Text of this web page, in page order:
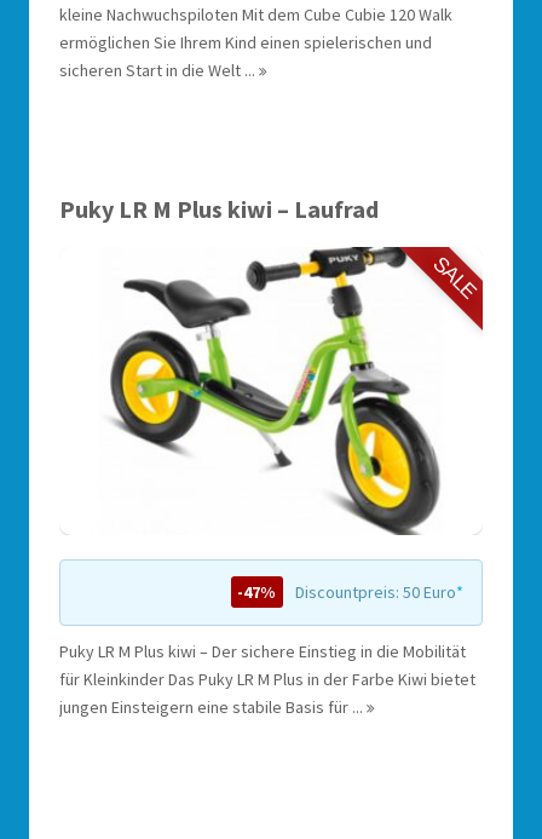
kleine Nachwuchspiloten Mit dem Cube Cubie 120 Walk
ermöglichen Sie Ihrem Kind einen spielerischen und
sicheren Start in die Welt ...
Puky LR M Plus kiwi – Laufrad
SALE
-47% Discountpreis: 50 Euro*
Puky LR M Plus kiwi – Der sichere Einstieg in die Mobilität
für Kleinkinder Das Puky LR M Plus in der Farbe Kiwi bietet
jungen Einsteigern eine stabile Basis für ...